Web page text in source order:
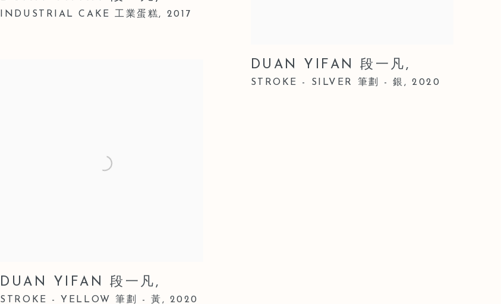
INDUSTRIAL CAKE 工業蛋糕, 2017
DUAN YIFAN 段一凡 ,
STROKE - YELLOW 筆劃 - 黃 , 2020
DUAN YIFAN 段一凡 ,
STROKE - SILVER 筆劃 - 銀 ,2020